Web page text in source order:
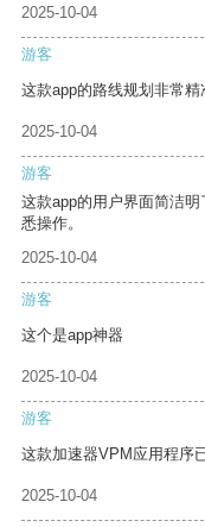
2025-10-04
游客
这款app的路线规划非常精
2025-10-04
游客
这款app的用户界面简洁
悉操作。
2025-10-04
游客
这个是app神器
2025-10-04
游客
这款加速器VPM应用程序
2025-10-04